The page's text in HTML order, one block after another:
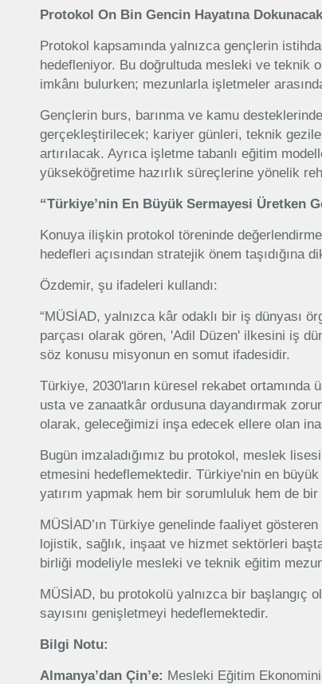
Protokol On Bin Gencin Hayatına Dokunacak
Protokol kapsamında yalnızca gençlerin
hedefleniyor. Bu doğrultuda mesleki ve teknik
imkânı bulurken; mezunlarla işletmeler
Gençlerin burs, barınma ve kamu
gerçekleştirilecek; kariyer günleri, teknik
artırılacak. Ayrıca işletme tabanlı eğitim
yükseköğretime hazırlık süreçlerine yönelik
“Türkiye’nin En Büyük Sermayesi Üretken
Konuya ilişkin protokol töreninde
hedefleri açısından stratejik önem taşıdığına
Özdemir, şu ifadeleri kullandı:
“MÜSİAD, yalnızca kâr odaklı bir iş dünyası
parçası olarak gören, 'Adil Düzen' ilkesini iş
söz konusu misyonun en somut ifadesidir.
Türkiye, 2030'ların küresel rekabet
usta ve zanaatkâr ordusuna dayandırmak
olarak, geleceğimizi inşa edecek ellere olan
Bugün imzaladığımız bu protokol, meslek
etmesini hedeflemektedir. Türkiye'nin en
yatırım yapmak hem bir sorumluluk hem de bir
MÜSİAD’ın Türkiye genelinde faaliyet
lojistik, sağlık, inşaat ve hizmet sektörleri
birliği modeliyle mesleki ve teknik eğitim
MÜSİAD, bu protokolü yalnızca bir başlangıç
sayısını genişletmeyi hedeflemektedir.
Bilgi Notu:
Almanya’dan Çin’e: Mesleki Eğitim